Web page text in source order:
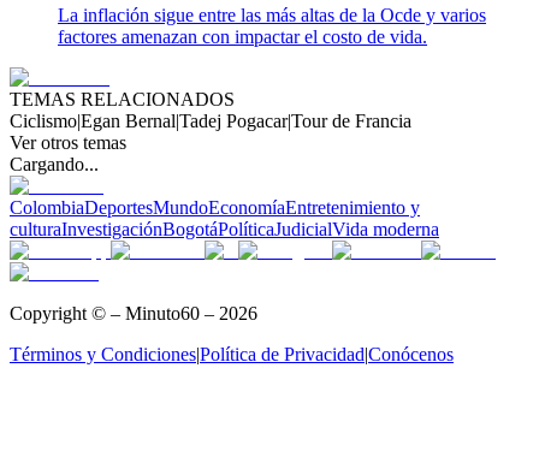
La inflación sigue entre las más altas de la Ocde y varios
factores amenazan con impactar el costo de vida.
TEMAS RELACIONADOS
Ciclismo|Egan Bernal|Tadej Pogacar|Tour de Francia
Ver otros temas
Cargando...
ColombiaDeportesMundoEconomíaEntretenimiento y
culturaInvestigaciónBogotáPolíticaJudicialVida moderna
Copyright © – Minuto60 – 2026
Términos y Condiciones|Política de Privacidad|Conócenos